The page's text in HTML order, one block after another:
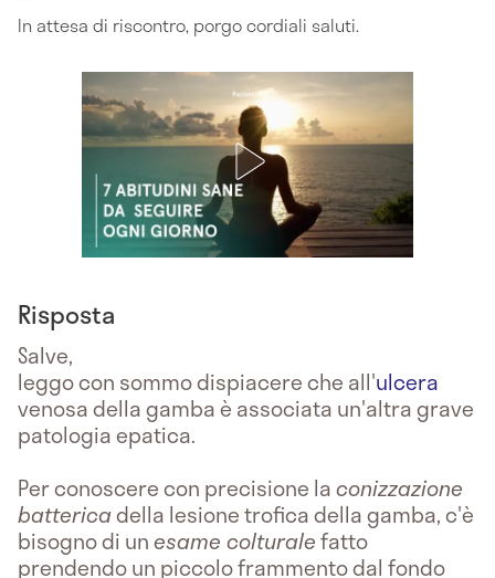
In attesa di riscontro, porgo cordiali saluti.
Risposta
Salve,
leggo con sommo dispiacere che all'ulcera
venosa della gamba è associata un'altra grave
patologia epatica.
Per conoscere con precisione laconizzazione
battericadella lesione trofica della gamba, c'è
bisogno di unesame colturalefatto
prendendo un piccolo frammento dal fondo